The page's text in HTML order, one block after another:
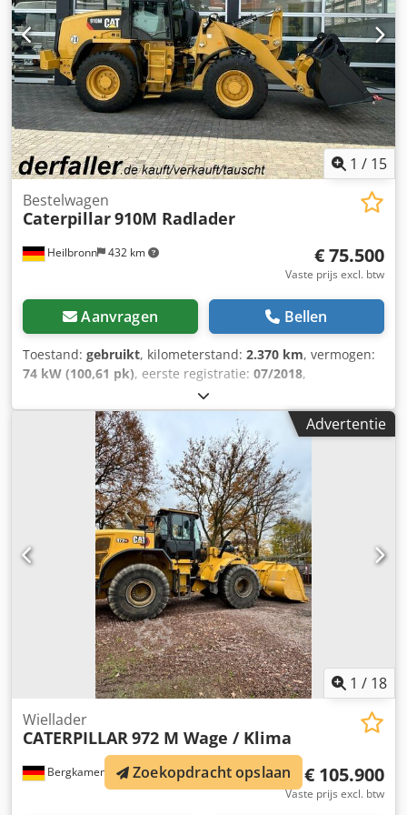
1 / 15
Heilbronn 432 km
Bestelwagen
Caterpillar910M Radlader
€ 75.500
Vaste prijs excl. btw
Aanvragen Bellen
Toestand: gebruikt, kilometerstand: 2.370 km, vermogen:
74 kW (100,61 pk), eerste registratie: 07/2018,
, totaalgewicht:
soort overbrenging:mechanisch, ophanging:overig,
bedrijfsturen:2.370 h
, Diesel, bouwjaar 2018, 74,5 kW,
2.370 bedrijfsuren, 20 km/u, bak, palletvork, toegestane
totale massa 8.050 kg. VOOR ONS STAAT DE STAAT EN HET
GEVOEL CENTRAAL; DE PRIJS IS VAN ONDERGESCHIKT
BELANG. Voor verdere vragen is de heer Faller bereikbaar
op het opgegeven nummer. //*INRUIL, INKOOP OF
VERPANDING VAN UW VOERTUIG EN FINANCIERING
MOGELIJK! Alle gegevens zonder garantie.* Meer
aanbiedingen vindt u op onze homepage. De beschrijving
en opgegeven gegevens vormen geen garantie of
bindende toezegging. Bindend is alleen het koopcontract
dat bij de aankoop in het autobedrijf wordt afgesloten.
Wijzigingen, fouten en tussentijdse verkoop
voorbehouden! Csdjvicytspfx Ai Sorf
Advertentie
1 / 18
Bergkamen 172 km
Wiellader
CATERPILLAR972 M Wage / Klima
€ 105.900
Vaste prijs excl. btw
Zoekopdracht opslaan